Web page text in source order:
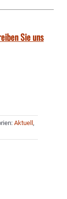
Sie uns
Aktuell,